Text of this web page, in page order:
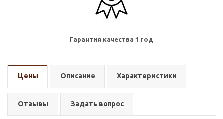
Гарантия качества 1 год
Цены Описание Характеристики
Отзывы Задать вопрос